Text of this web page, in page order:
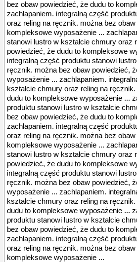
bez obaw powiedzieć, że dudu to
zachlapaniem. integralną część
oraz reling na ręcznik. można bez
kompleksowe wyposażenie ...
stanowi lustro w kształcie chmury oraz
powiedzieć, że dudu to kompleksowe
integralną część produktu stanowi
ręcznik. można bez obaw powiedzieć,
wyposażenie ... zachlapaniem.
kształcie chmury oraz reling na
dudu to kompleksowe wyposażenie ...
produktu stanowi lustro w kształcie
bez obaw powiedzieć, że dudu to
zachlapaniem. integralną część
oraz reling na ręcznik. można bez
kompleksowe wyposażenie ...
stanowi lustro w kształcie chmury oraz
powiedzieć, że dudu to kompleksowe
integralną część produktu stanowi
ręcznik. można bez obaw powiedzieć,
wyposażenie ... zachlapaniem.
kształcie chmury oraz reling na
dudu to kompleksowe wyposażenie ...
produktu stanowi lustro w kształcie
bez obaw powiedzieć, że dudu to
zachlapaniem. integralną część
oraz reling na ręcznik. można bez
kompleksowe wyposażenie ...